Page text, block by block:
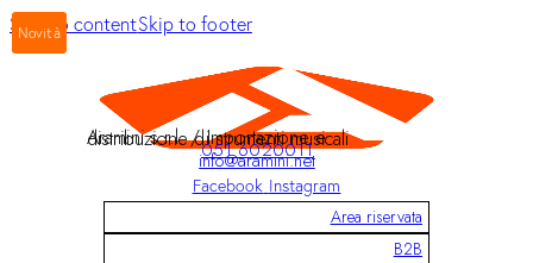
Skip to contentSkip to footer
Aramini s.r.l. / Importazione e distribuzione di strumenti musicali
051 6020011
info@aramini.net
Facebook Instagram
Area riservata
B2B
Novità